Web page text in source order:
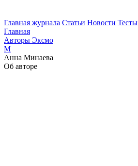
Главная журнала Статьи Новости Тесты
Главная
Авторы Эксмо
М
Анна Минаева
Об авторе